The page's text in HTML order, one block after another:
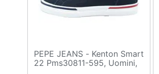
Animali
Libri, cd e dvd
PEPE JEANS - Kenton Smart
22 Pms30811-595, Uomini,